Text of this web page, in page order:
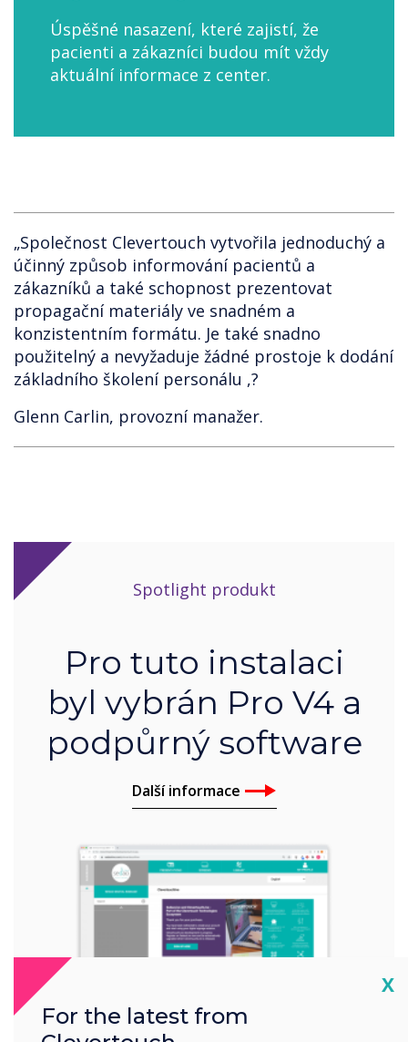
Úspěšné nasazení, které zajistí, že
pacienti a zákazníci budou mít vždy
aktuální informace z center.
„Společnost Clevertouch vytvořila jednoduchý a
účinný způsob informování pacientů a
zákazníků a také schopnost prezentovat
propagační materiály ve snadném a
konzistentním formátu. Je také snadno
použitelný a nevyžaduje žádné prostoje k dodání
základního školení personálu ,?
Glenn Carlin, provozní manažer.
Spotlight produkt
Pro tuto instalaci
byl vybrán Pro V4 a
podpůrný software
Další informace
X
For the latest from